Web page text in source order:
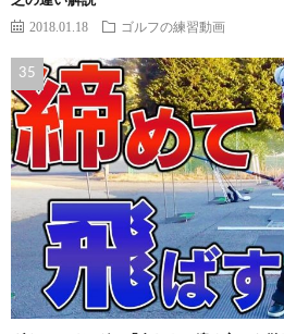
2018.01.18 ゴルフの練習動画